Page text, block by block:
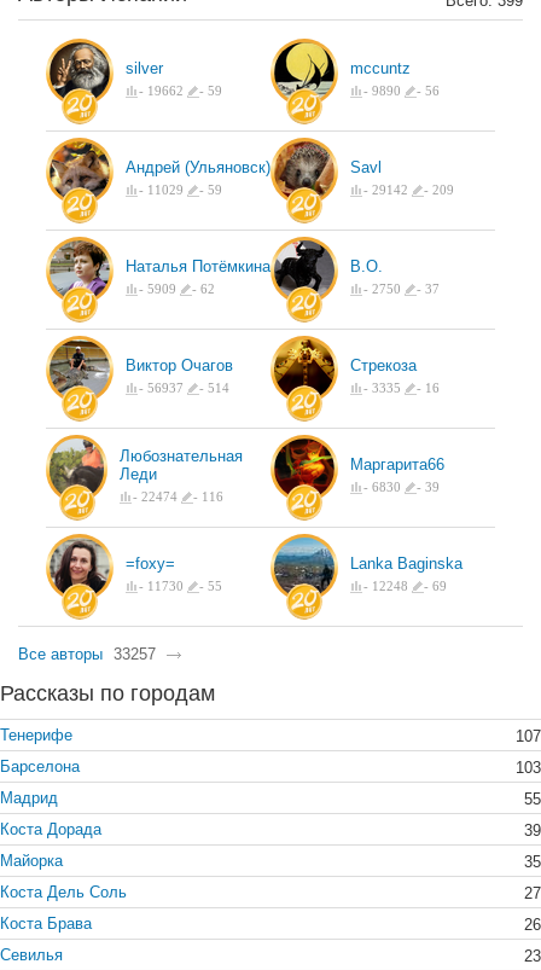
silver
- 19662 - 59
mccuntz
- 9890 - 56
Андрей (Ульяновск)
- 11029 - 59
Savl
- 29142 - 209
Наталья Потёмкина
- 5909 - 62
B.O.
- 2750 - 37
Виктор Очагов
- 56937 - 514
Стрекоза
- 3335 - 16
Любознательная
Леди
- 22474 - 116
Маргарита66
- 6830 - 39
=foxy=
- 11730 - 55
Lanka Baginska
- 12248 - 69
Все авторы 33257
Рассказы по городам
Тенерифе
107
Барселона
103
Мадрид
55
Коста Дорада
39
Майорка
35
Коста Дель Соль
27
Коста Брава
26
Севилья
23